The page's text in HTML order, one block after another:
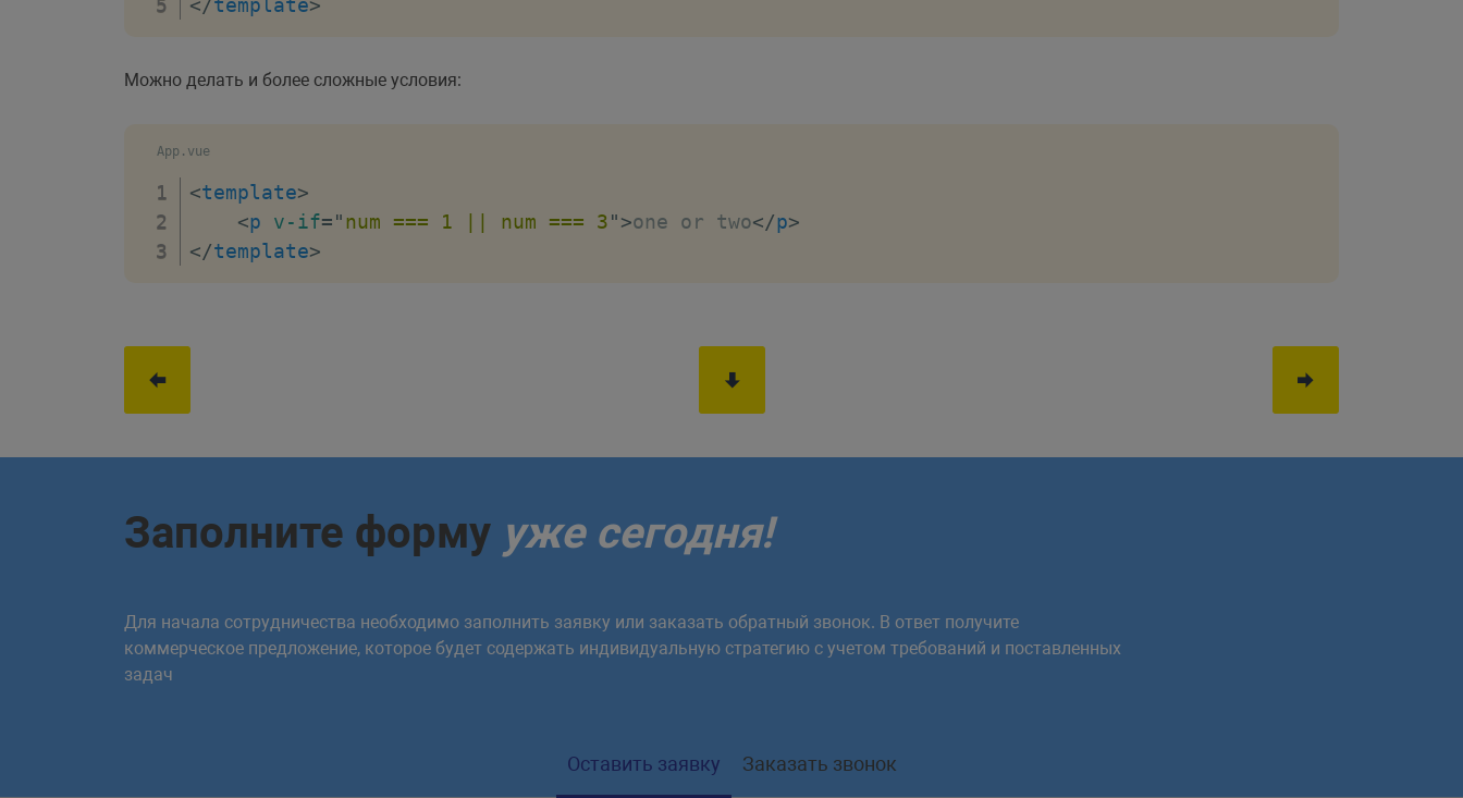
</template>
Можно делать и более сложные условия:
App.vue
<template>
<p v-if="num === 1 || num === 3">one or two</p>
</template>
Заполните форму уже сегодня!
Для начала сотрудничества необходимо заполнить заявку или заказать обратный звонок. В ответ получите
коммерческое предложение, которое будет содержать индивидуальную стратегию с учетом требований и поставленных
задач
Оставить заявку Заказать звонок